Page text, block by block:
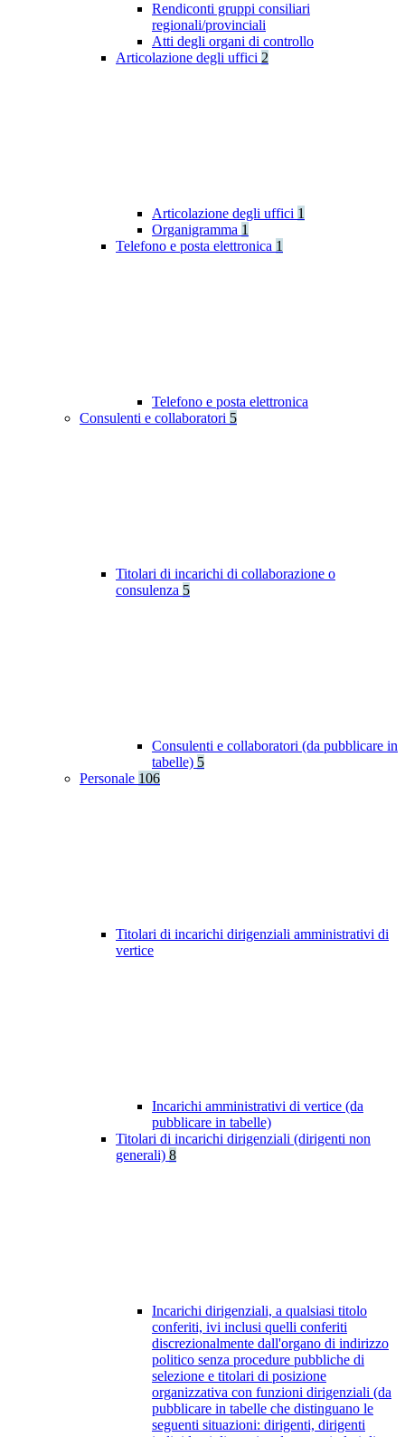
Rendiconti gruppi consiliari
regionali/provinciali
Atti degli organi di controllo
Articolazione degli uffici 2
Articolazione degli uffici 1
Organigramma 1
Telefono e posta elettronica 1
Telefono e posta elettronica
Consulenti e collaboratori 5
Titolari di incarichi di collaborazione o
consulenza 5
Consulenti e collaboratori (da pubblicare in
tabelle) 5
Personale 106
Titolari di incarichi dirigenziali amministrativi di
vertice
Incarichi amministrativi di vertice (da
pubblicare in tabelle)
Titolari di incarichi dirigenziali (dirigenti non
generali) 8
Incarichi dirigenziali, a qualsiasi titolo
conferiti, ivi inclusi quelli conferiti
discrezionalmente dall'organo di indirizzo
politico senza procedure pubbliche di
selezione e titolari di posizione
organizzativa con funzioni dirigenziali (da
pubblicare in tabelle che distinguano le
seguenti situazioni: dirigenti, dirigenti